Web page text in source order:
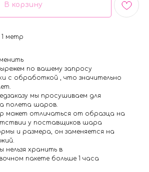
В корзину
1 метр
по вашему запросу
с обработкой , что значительно
мы просушиваем для
полета шаров.
может отличаться от образца на
у поставщиков шара
и размера, он заменяется на
хранить в
пакете больше 1 часа